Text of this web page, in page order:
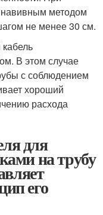
навивным методом
не менее 30 см.
В этом случае
с соблюдением
хороший
расхода
для
на трубу
его